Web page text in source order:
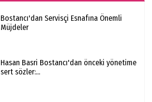
Bostancı'dan Servisçi Esnafına Önemli
Müjdeler
Hasan Basri Bostancı'dan önceki yönetime
sert sözler:...